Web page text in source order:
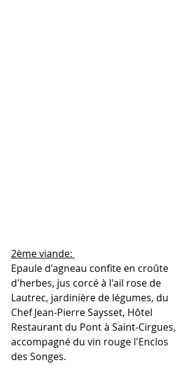
2ème viande:
Epaule d'agneau confite en croûte
d'herbes, jus corcé à l'ail rose de
Lautrec, jardinière de légumes, du
Chef Jean-Pierre Saysset, Hôtel
Restaurant du Pont à Saint-Cirgues,
accompagné du vin rouge l'Enclos
des Songes.